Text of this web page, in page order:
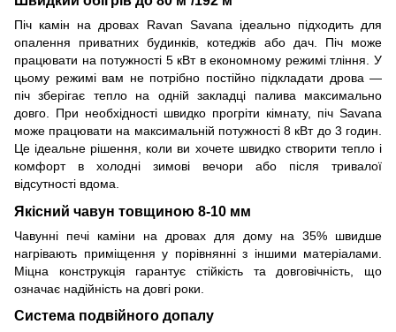
Піч камін на дровах Ravan Savana ідеально підходить для
опалення приватних будинків, котеджів або дач. Піч може
працювати на потужності 5 кВт в економному режимі тління. У
цьому режимі вам не потрібно постійно підкладати дрова —
піч зберігає тепло на одній закладці палива максимально
довго. При необхідності швидко прогріти кімнату, піч Savana
може працювати на максимальній потужності 8 кВт до 3 годин.
Це ідеальне рішення, коли ви хочете швидко створити тепло і
комфорт в холодні зимові вечори або після тривалої
відсутності вдома.
Якісний чавун товщиною 8-10 мм
Чавунні печі каміни на дровах для дому на 35% швидше
нагрівають приміщення у порівнянні з іншими матеріалами.
Міцна конструкція гарантує стійкість та довговічність, що
означає надійність на довгі роки.
Система подвійного допалу